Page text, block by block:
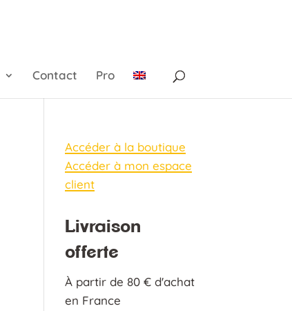
Contact Pro
Accéder à la boutique
Accéder à mon espace
client
Livraison
offerte
À partir de 80 € d'achat
en France